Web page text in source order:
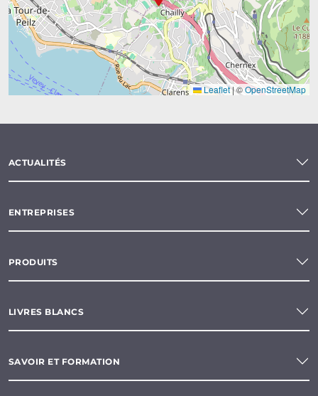
Leaflet|©OpenStreetMap
ACTUALITÉS
ENTREPRISES
PRODUITS
LIVRES BLANCS
SAVOIR ET FORMATION